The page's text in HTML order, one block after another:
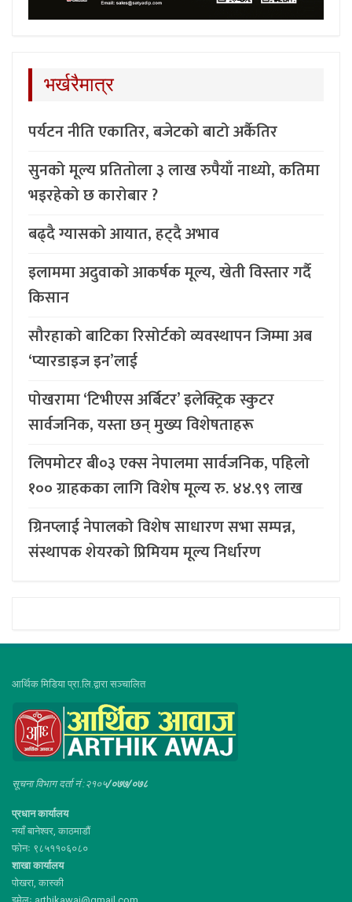
भर्खरैमात्र
पर्यटन नीति एकातिर, बजेटको बाटो अर्कैतिर
सुनको मूल्य प्रतितोला ३ लाख रुपैयाँ नाध्यो, कतिमा
भइरहेको छ कारोबार ?
बढ्दै ग्यासको आयात, हट्दै अभाव
इलाममा अदुवाको आकर्षक मूल्य, खेती विस्तार गर्दै
किसान
सौरहाको बाटिका रिसोर्टको व्यवस्थापन जिम्मा अब
‘प्यारडाइज इन’लाई
पोखरामा ‘टिभीएस अर्बिटर’ इलेक्ट्रिक स्कुटर
सार्वजनिक, यस्ता छन् मुख्य विशेषताहरू
लिपमोटर बी०३ एक्स नेपालमा सार्वजनिक, पहिलो
१०० ग्राहकका लागि विशेष मूल्य रु. ४४.९९ लाख
ग्रिनप्लाई नेपालको विशेष साधारण सभा सम्पन्न,
संस्थापक शेयरको प्रिमियम मूल्य निर्धारण
आर्थिक मिडिया प्रा.लि.द्वारा सञ्चालित
सूचना विभाग दर्ता नं :२१०५/०७७/०७८
प्रधान कार्यालय
नयाँ बानेश्वर, काठमाडौं
फोनः ९८५११०६०८०
शाखा कार्यालय
पोखरा, कास्की